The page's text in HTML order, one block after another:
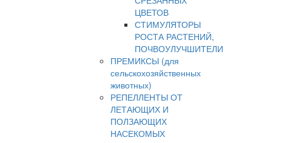
ЦВЕТОВ
СТИМУЛЯТОРЫ
РОСТА РАСТЕНИЙ,
ПОЧВОУЛУЧШИТЕЛИ
ПРЕМИКСЫ (для
сельскохозяйственных
животных)
РЕПЕЛЛЕНТЫ ОТ
ЛЕТАЮЩИХ И
ПОЛЗАЮЩИХ
НАСЕКОМЫХ